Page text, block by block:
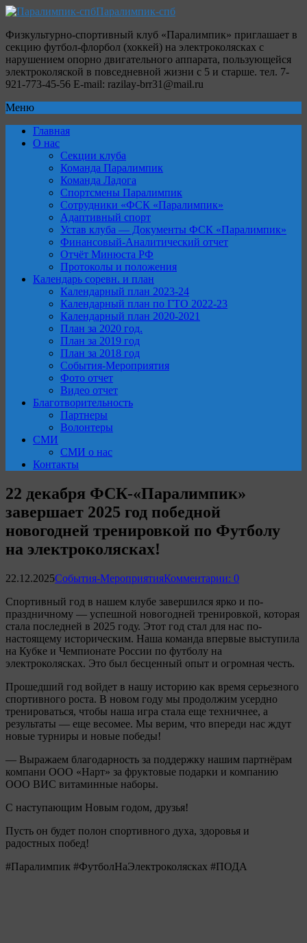
Паралимпик-спб
Физкультурно-спортивный клуб «Паралимпик» приглашает в
секцию футбол-флорбол (хоккей) на электроколясках с
нарушением опорно двигательного аппарата, пользующейся
электроколяской в повседневной жизни с 5 и старше. тел. 7-
921-773-45-56 E-mail: razilay-brr31@mail.ru
Меню
Главная
О нас
Секции клуба
Команда Паралимпик
Команда Ладога
Спортсмены Паралимпик
Сотрудники «ФСК «Паралимпик»
Адаптивный спорт
Устав клуба — Документы ФСК «Паралимпик»
Финансовый-Аналитический отчет
Отчёт Минюста РФ
Протоколы и положения
Календарь соревн. и план
Календарный план 2023-24
Календарный план по ГТО 2022-23
Календарный план 2020-2021
План за 2020 год.
План за 2019 год
План за 2018 год
События-Мероприятия
Фото отчет
Видео отчет
Благотворительность
Партнеры
Волонтеры
СМИ
СМИ о нас
Контакты
22 декабря ФСК-«Паралимпик»
завершает 2025 год победной
новогодней тренировкой по Футболу
на электроколясках!
22.12.2025События-МероприятияКомментарии: 0
Спортивный год в нашем клубе завершился ярко и по-
праздничному — успешной новогодней тренировкой, которая
стала последней в 2025 году. Этот год стал для нас по-
настоящему историческим. Наша команда впервые выступила
на Кубке и Чемпионате России по футболу на
электроколясках. Это был бесценный опыт и огромная честь.
Прошедший год войдет в нашу историю как время серьезного
спортивного роста. В новом году мы продолжим усердно
тренироваться, чтобы наша игра стала еще техничнее, а
результаты — еще весомее. Мы верим, что впереди нас ждут
новые турниры и новые победы!
— Выражаем благодарность за поддержку нашим партнёрам
компани ООО «Нарт» за фруктовые подарки и компанию
ООО ВИС витаминные наборы.
С наступающим Новым годом, друзья!
Пусть он будет полон спортивного духа, здоровья и
радостных побед!
#Паралимпик #ФутболНаЭлектроколясках #ПОДА